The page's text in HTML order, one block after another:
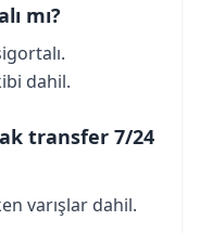
mı?
dahil.
transfer 7/24
varışlar dahil.